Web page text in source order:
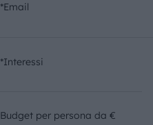
*Email
*Interessi
Budget per persona da €